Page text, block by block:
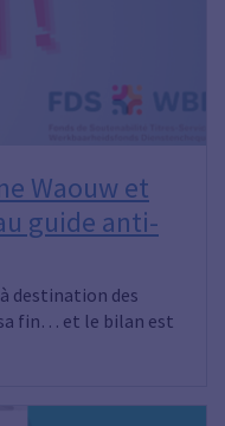
Waouw et
guide anti-
destination des
fin… et le bilan est